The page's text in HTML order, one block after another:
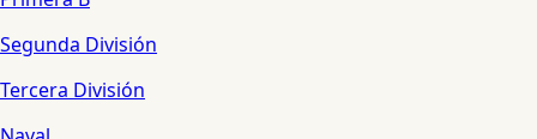
Segunda División
Tercera División